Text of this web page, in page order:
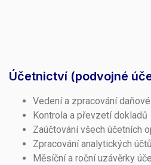
Účetnictví (podvojné
Vedení a zpracování
Kontrola a převzetí dokladů
Zaúčtování všech účetních
Zpracování analytických
Měsíční a roční uzávěrky